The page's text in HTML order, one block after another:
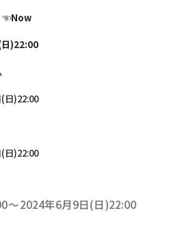
☜Now
)22:00
日)22:00
日)22:00
2024年6月9日(日)22:00